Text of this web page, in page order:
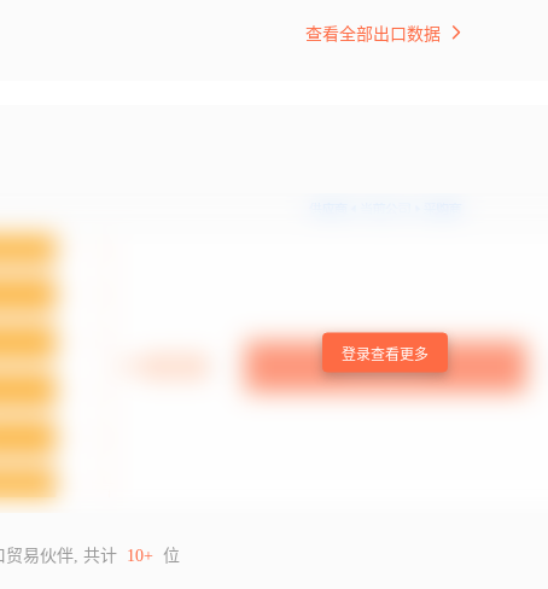
查看全部出口数据
登录查看更多
贸易伙伴, 共计 10+ 位